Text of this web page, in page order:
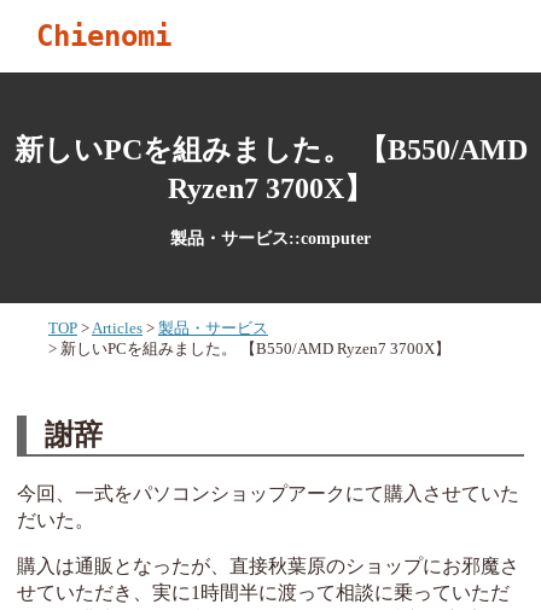
Chienomi
新しいPCを組みました。 【B550/AMD
Ryzen7 3700X】
製品・サービス::computer
TOP Articles
製品・サービス
新しいPCを組みました。 【B550/AMD Ryzen7 3700X】
謝辞
今回、一式をパソコンショップアークにて購入させていた
だいた。
購入は通販となったが、直接秋葉原のショップにお邪魔さ
せていただき、実に1時間半に渡って相談に乗っていただ